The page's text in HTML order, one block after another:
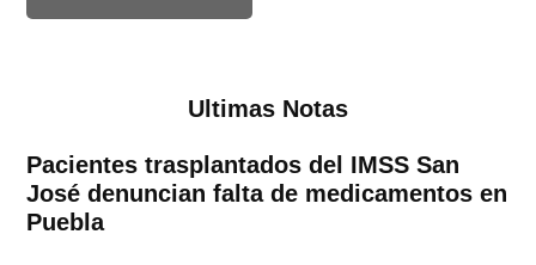
Ultimas Notas
Pacientes trasplantados del IMSS San
José denuncian falta de medicamentos en
Puebla